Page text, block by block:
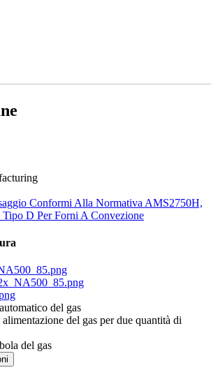
Conformi Alla Normativa AMS2750H,
Tipo D Per Forni A Convezione
del gas
del gas per due quantità di
del gas